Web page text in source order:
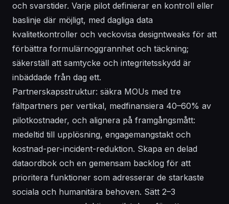
och svarstider. Varje pilot definierar en kontroll eller
baslinje där möjligt, med dagliga data
kvalitetkontroller och veckovisa designtweaks för att
förbättra formulärnoggrannhet och täckning;
säkerställ att samtycke och integritetsskydd är
inbäddade från dag ett.
Partnerskapsstruktur: säkra MOUs med tre
fältpartners per vertikal, medfinansiera 40–60% av
pilotkostnader, och alignera på framgångsmått:
medeltid till upplösning, engagemangstakt och
kostnad-per-incident-reduktion. Skapa en delad
dataordbok och en gemensam backlog för att
prioritera funktioner som adresserar de starkaste
sociala och humanitära behoven. Sätt 2–3